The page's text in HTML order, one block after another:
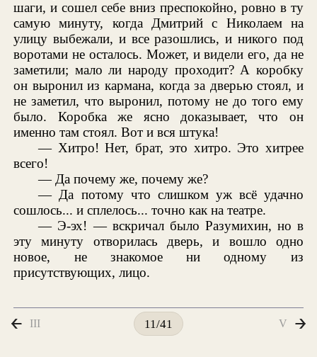
шаги, и сошел себе вниз преспокойно, ровно в ту
самую минуту, когда Дмитрий с Николаем на
улицу выбежали, и все разошлись, и никого под
воротами не осталось. Может, и видели его, да не
заметили; мало ли народу проходит? А коробку
он выронил из кармана, когда за дверью стоял, и
не заметил, что выронил, потому не до того ему
было. Коробка же ясно доказывает, что он
именно там стоял. Вот и вся штука!
— Хитро! Нет, брат, это хитро. Это хитрее
всего!
— Да почему же, почему же?
— Да потому что слишком уж всё удачно
сошлось... и сплелось... точно как на театре.
— Э-эх! — вскричал было Разумихин, но в
эту минуту отворилась дверь, и вошло одно
новое, не знакомое ни одному из
присутствующих, лицо.
III 11/41 V